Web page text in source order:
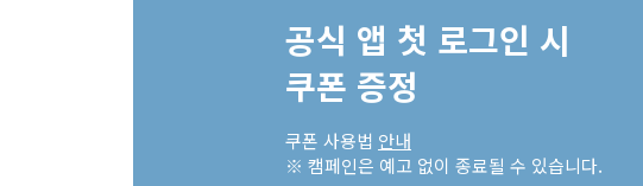
공식 앱 첫 로그인 시
쿠폰 증정
쿠폰 사용법 안내
※ 캠페인은 예고 없이 종료될 수 있습니다.